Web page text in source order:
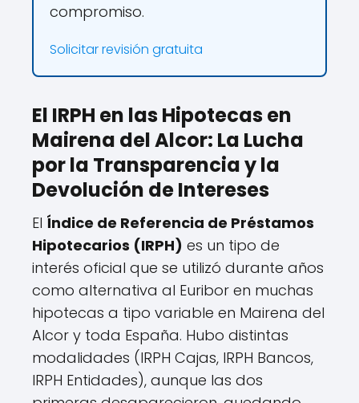
compromiso.
Solicitar revisión gratuita
El IRPH en las Hipotecas en
Mairena del Alcor: La Lucha
por la Transparencia y la
Devolución de Intereses
El Índice de Referencia de Préstamos
Hipotecarios (IRPH) es un tipo de
interés oficial que se utilizó durante años
como alternativa al Euribor en muchas
hipotecas a tipo variable en Mairena del
Alcor y toda España. Hubo distintas
modalidades (IRPH Cajas, IRPH Bancos,
IRPH Entidades), aunque las dos